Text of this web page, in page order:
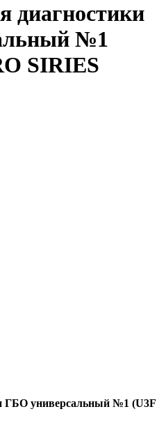
диагностики
№1
SIRIES
ГБО универсальный №1 (U3F